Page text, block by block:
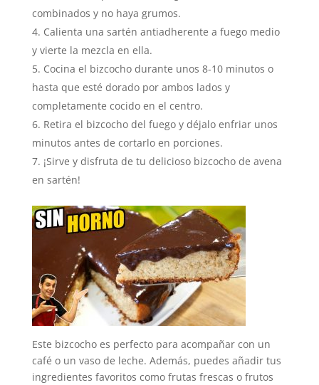
combinados y no haya grumos.
Calienta una sartén antiadherente a fuego medio
y vierte la mezcla en ella.
Cocina el bizcocho durante unos 8-10 minutos o
hasta que esté dorado por ambos lados y
completamente cocido en el centro.
Retira el bizcocho del fuego y déjalo enfriar unos
minutos antes de cortarlo en porciones.
¡Sirve y disfruta de tu delicioso bizcocho de avena
en sartén!
Este bizcocho es perfecto para acompañar con un
café o un vaso de leche. Además, puedes añadir tus
ingredientes favoritos como frutas frescas o frutos